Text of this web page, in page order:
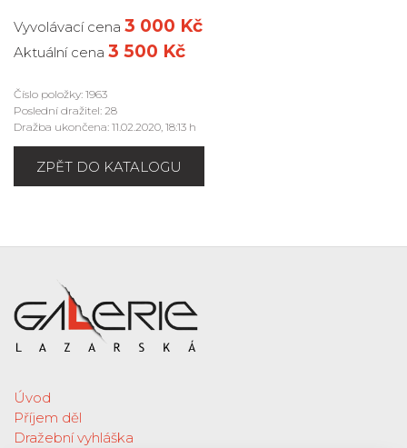
Vyvolávací cena 3 000 Kč
Aktuální cena 3 500 Kč
Číslo položky: 1963
Poslední dražitel: 28
Dražba ukončena: 11.02.2020, 18:13 h
ZPĚT DO KATALOGU
Úvod
Příjem děl
Dražební vyhláška